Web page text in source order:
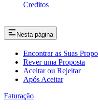
Creditos
Nesta página
Encontrar as Suas
Rever uma Proposta
Aceitar ou Rejeitar
Após Aceitar
Faturação